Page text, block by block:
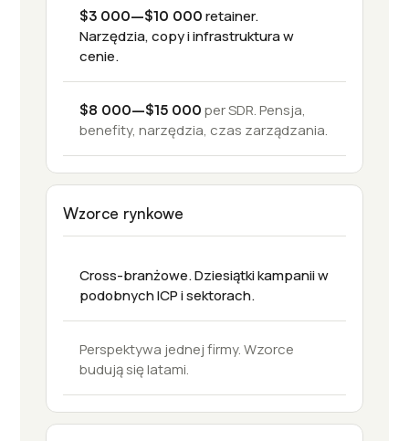
$3 000–$10 000 retainer.
Narzędzia, copy i infrastruktura w
cenie.
$8 000–$15 000 per SDR. Pensja,
benefity, narzędzia, czas zarządzania.
Wzorce rynkowe
Cross-branżowe. Dziesiątki kampanii w
podobnych ICP i sektorach.
Perspektywa jednej firmy. Wzorce
budują się latami.